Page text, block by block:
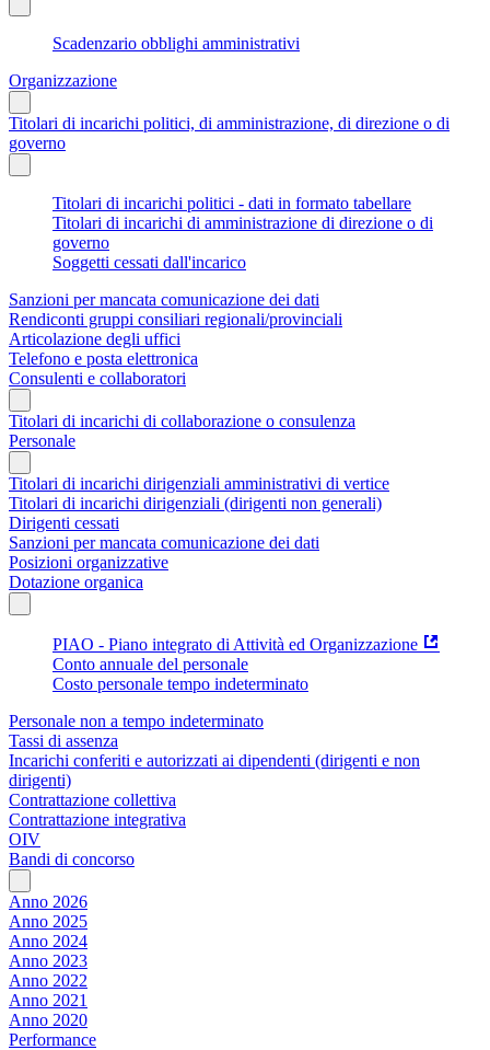
Scadenzario obblighi amministrativi
Organizzazione
Titolari di incarichi politici, di amministrazione, di direzione o di
governo
Titolari di incarichi politici - dati in formato tabellare
Titolari di incarichi di amministrazione di direzione o di
governo
Soggetti cessati dall'incarico
Sanzioni per mancata comunicazione dei dati
Rendiconti gruppi consiliari regionali/provinciali
Articolazione degli uffici
Telefono e posta elettronica
Consulenti e collaboratori
Titolari di incarichi di collaborazione o consulenza
Personale
Titolari di incarichi dirigenziali amministrativi di vertice
Titolari di incarichi dirigenziali (dirigenti non generali)
Dirigenti cessati
Sanzioni per mancata comunicazione dei dati
Posizioni organizzative
Dotazione organica
PIAO - Piano integrato di Attività ed Organizzazione
Conto annuale del personale
Costo personale tempo indeterminato
Personale non a tempo indeterminato
Tassi di assenza
Incarichi conferiti e autorizzati ai dipendenti (dirigenti e non
dirigenti)
Contrattazione collettiva
Contrattazione integrativa
OIV
Bandi di concorso
Anno 2026
Anno 2025
Anno 2024
Anno 2023
Anno 2022
Anno 2021
Anno 2020
Performance